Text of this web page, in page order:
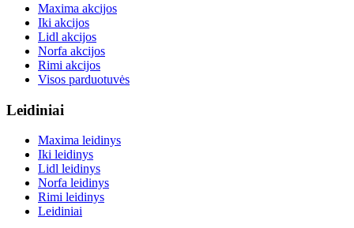
Maxima akcijos
Iki akcijos
Lidl akcijos
Norfa akcijos
Rimi akcijos
Visos parduotuvės
Leidiniai
Maxima leidinys
Iki leidinys
Lidl leidinys
Norfa leidinys
Rimi leidinys
Leidiniai